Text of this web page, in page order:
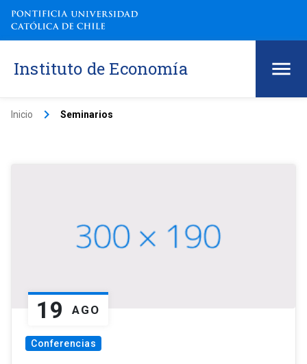
Instituto de Economía
Inicio keyboard_arrow_right Seminarios
19 AGO
Conferencias